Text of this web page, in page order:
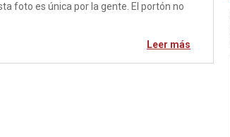
foto es única por la gente. El portón no
Leer más